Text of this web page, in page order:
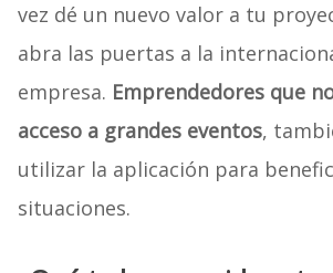
vez dé un nuevo valor a tu
abra las puertas a la
empresa. Emprendedores que
acceso a grandes eventos,
utilizar la aplicación para
situaciones.